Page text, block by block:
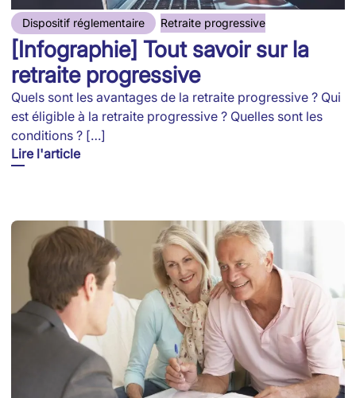
Dispositif réglementaire Retraite progressive
[Infographie] Tout savoir sur la
retraite progressive
Quels sont les avantages de la retraite progressive ? Qui
est éligible à la retraite progressive ? Quelles sont les
conditions ? […]
Lire l'article